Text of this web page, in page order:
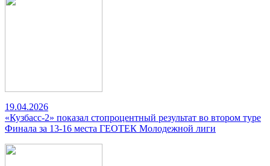
19.04.2026
«Кузбасс-2» показал стопроцентный результат во втором туре
Финала за 13-16 места ГЕОТЕК Молодежной лиги